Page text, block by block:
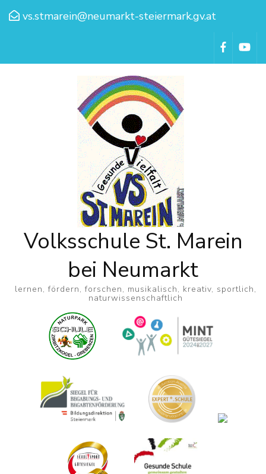
vs.stmarein@neumarkt-steiermark.gv.at
Volksschule St. Marein
bei Neumarkt
lernen, fördern, forschen, musikalisch, kreativ, sportlich,
naturwissenschaftlich